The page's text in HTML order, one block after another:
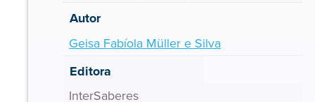
Autor
Geisa Fabíola Müller e Silva
Editora
InterSaberes